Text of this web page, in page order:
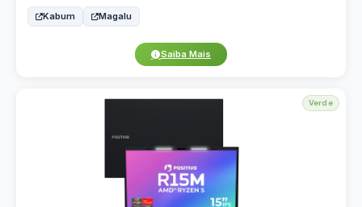
Kabum Magalu
Saiba Mais
Verde